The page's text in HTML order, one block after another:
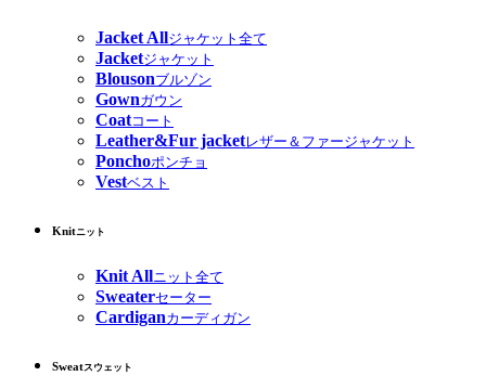
Jacket Allジャケット全て
Jacketジャケット
Blousonブルゾン
Gownガウン
Coatコート
Leather&Fur jacketレザー＆ファージャケット
Ponchoポンチョ
Vestベスト
Knitニット
Knit Allニット全て
Sweaterセーター
Cardiganカーディガン
Sweatスウェット